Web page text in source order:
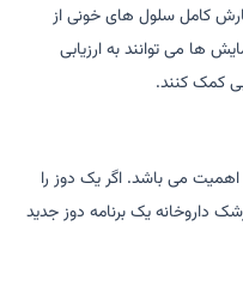
کامل سلول های خونی از
ها می توانند به ارزیابی
کمک کنند.
اهمیت می باشد. اگر یک دوز را
داروخانه یک برنامه دوز جدید